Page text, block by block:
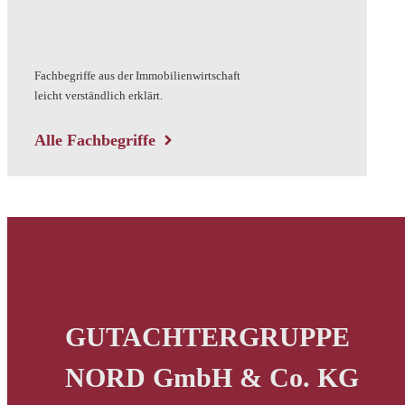
Fachbegriffe aus der Immobilienwirtschaft
leicht verständlich erklärt.
Alle Fachbegriffe
GUTACHTERGRUPPE
NORD GmbH & Co. KG